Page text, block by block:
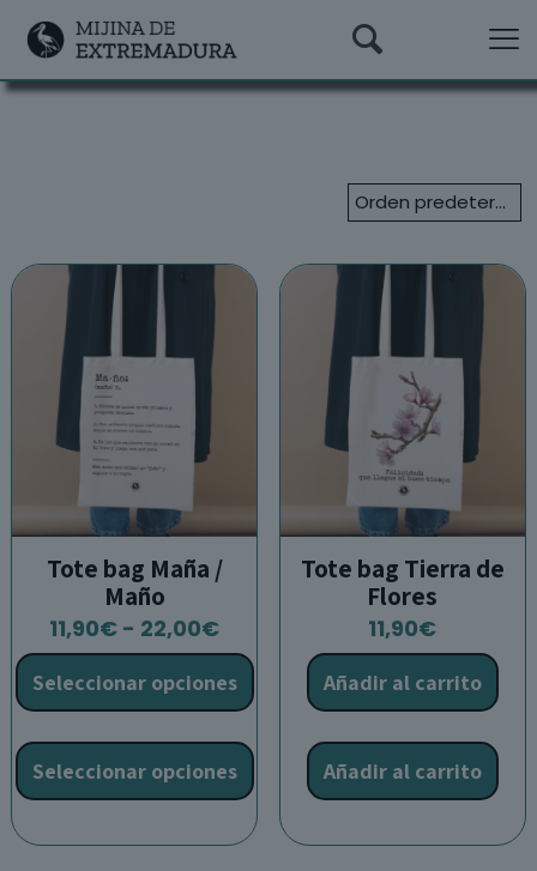
Tote bag Maña /
Maño
11,90€ - 22,00€Rango
de
precios:
desde
11,90€
hasta
22,00€
Seleccionar opciones
Seleccionar opciones
producto
tiene
múltiples
variantes.
Tote bag Tierra de
Flores
11,90€
Añadir al carrito
Añadir al carrito